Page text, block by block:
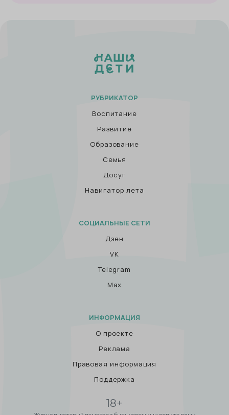
РУБРИКАТОР
Воспитание
Развитие
Образование
Семья
Досуг
Навигатор лета
СОЦИАЛЬНЫЕ СЕТИ
Дзен
VK
Telegram
Max
ИНФОРМАЦИЯ
О проекте
Реклама
Правовая информация
Поддержка
18+